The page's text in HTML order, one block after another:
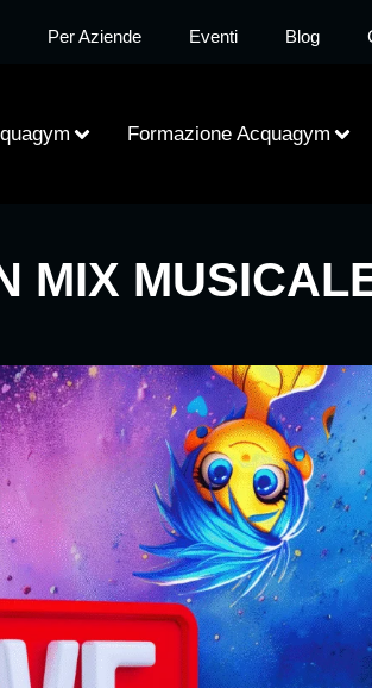
Per Aziende Eventi Blog
Formazione Acquagym
MIX